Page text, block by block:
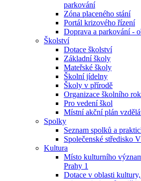
parkování
Zóna placeného stání
Portál krizového řízení
Doprava a parkování -
Školství
Dotace školství
Základní školy
Mateřské školy
Školní jídelny
Školy v přírodě
Organizace školního
Pro vedení škol
Místní akční plán
Spolky
Seznam spolků a
Společenské středisko
Kultura
Místo kulturního
Prahy 1
Dotace v oblasti